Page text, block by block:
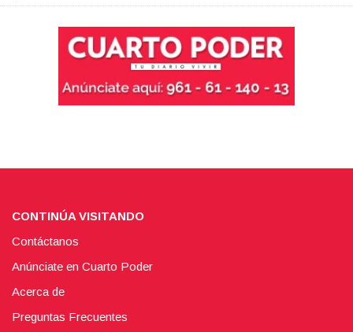
CONTINÚA VISITANDO
Contáctanos
Anúnciate en Cuarto Poder
Acerca de
Preguntas Frecuentes